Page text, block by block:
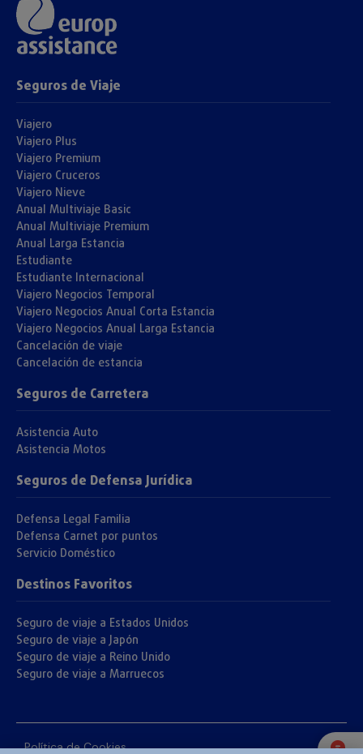
Seguros de Viaje
Viajero
Viajero Plus
Viajero Premium
Viajero Cruceros
Viajero Nieve
Anual Multiviaje Basic
Anual Multiviaje Premium
Anual Larga Estancia
Estudiante
Estudiante Internacional
Viajero Negocios Temporal
Viajero Negocios Anual Corta Estancia
Viajero Negocios Anual Larga Estancia
Cancelación de viaje
Cancelación de estancia
Seguros de Carretera
Asistencia Auto
Asistencia Motos
Seguros de Defensa Jurídica
Defensa Legal Familia
Defensa Carnet por puntos
Servicio Doméstico
Destinos Favoritos
Seguro de viaje a Estados Unidos
Seguro de viaje a Japón
Seguro de viaje a Reino Unido
Seguro de viaje a Marruecos
Política de Cookies